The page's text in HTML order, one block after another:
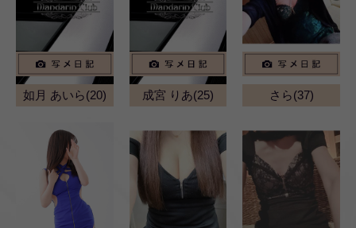
如月 あいら(20) 成宮 りあ(25) さら(37)